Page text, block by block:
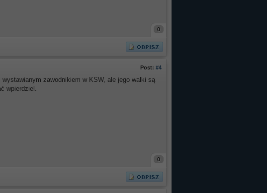
0
Post: #4
zawodnikiem w KSW, ale jego walki są
wpierdziel.
0